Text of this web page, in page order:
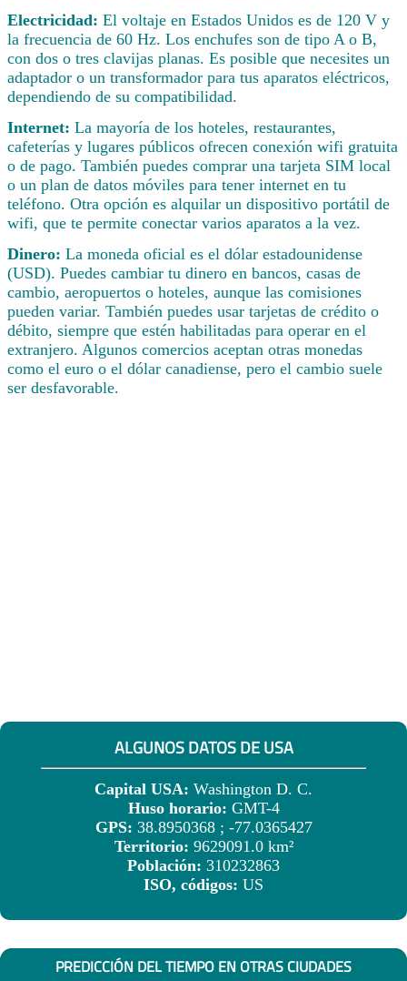
Electricidad: El voltaje en Estados Unidos es de 120 V y
la frecuencia de 60 Hz. Los enchufes son de tipo A o B,
con dos o tres clavijas planas. Es posible que necesites un
adaptador o un transformador para tus aparatos eléctricos,
dependiendo de su compatibilidad.
Internet: La mayoría de los hoteles, restaurantes,
cafeterías y lugares públicos ofrecen conexión wifi gratuita
o de pago. También puedes comprar una tarjeta SIM local
o un plan de datos móviles para tener internet en tu
teléfono. Otra opción es alquilar un dispositivo portátil de
wifi, que te permite conectar varios aparatos a la vez.
Dinero: La moneda oficial es el dólar estadounidense
(USD). Puedes cambiar tu dinero en bancos, casas de
cambio, aeropuertos o hoteles, aunque las comisiones
pueden variar. También puedes usar tarjetas de crédito o
débito, siempre que estén habilitadas para operar en el
extranjero. Algunos comercios aceptan otras monedas
como el euro o el dólar canadiense, pero el cambio suele
ser desfavorable.
ALGUNOS DATOS DE USA
Capital USA: Washington D. C.
Huso horario: GMT-4
GPS: 38.8950368 ; -77.0365427
Territorio: 9629091.0 km²
Población: 310232863
ISO, códigos: US
PREDICCIÓN DEL TIEMPO EN OTRAS CIUDADES